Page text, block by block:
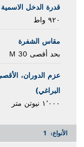
قدرة الدخل الاسمية
٩٢٠ واط
مقاس الشفرة
بحد أقصى M 30
عزم الدوران،
البراغي)
١٬٠٠٠ نيوتن متر
الأنواع: 1